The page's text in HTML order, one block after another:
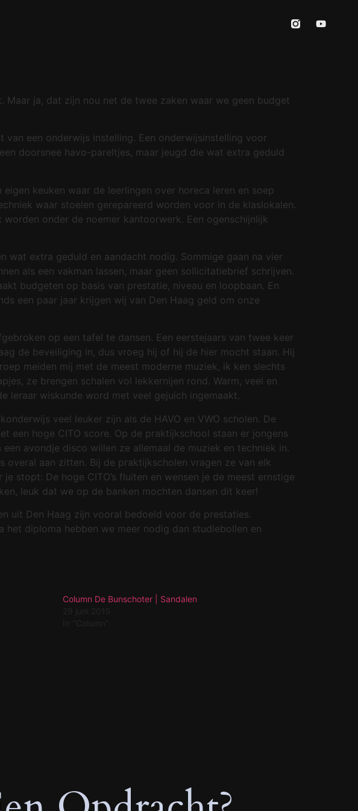
ja, dat zijn nou net de twee zaken waar we geen budget
een onderwijs instelling. Een onderwijsinstelling voor
doorsnee havo-pareltjes, maar jeugd die wat extra geduld
keuken waar de leerlingen over horeca leren en soep
waar stoelen gerepareerd worden voor in de klaslokalen.
onder de noemer kantoorwerk. Een ogenschijnlijk
wat extra geduld en aandacht nodig. Sommige gaan na vier
als een vakman lassen, maar geen sollicitatiebrief schrijven.
budgeten op basis van prestatie, niveau en loopbaan. En
een paar jaar krijgen wij van Den Haag geld om onze
op een tafel te dansen. Een eerstejaars van twee keer
de beveiliging in, dus vroeg hij of hij de hier mocht staan. Hij
meiden mij met de meest moderne muziek, ik ken slechts
ze brengen schalen vol lekkernijen rond. Warm, veel en
leraar wiskunde word met veel gejuich ingemaakt.
veel leuker zijn als de HAVO en VWO scholen. De
een hoge CITO score. Op de praktijkschool staan er jongens
avondje disco willen ze allemaal de muziek en techniek in.
aan zitten. Bij de praktijkscholen vragen ze van elk
stopt: De hoge CITO’s fluiten en wensen je de meest ernstige
leuk dat we op de banken mochten dansen dit keer!
uit Den Haag zijn vooral bedoeld voor de prestaties.
het diploma hebben we meer nodig dan studiebollen en
Column De Bunschoter | Sandalen